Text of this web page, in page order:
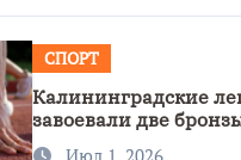
СПОРТ
Калининградские
завоевали две
первенстве России